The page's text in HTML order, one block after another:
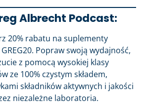
Albrecht Podcast:
20% rabatu na suplementy
Popraw swoją wydajność,
z pomocą wysokiej klasy
ze 100% czystym składem,
składników aktywnych i jakości
niezależne laboratoria.